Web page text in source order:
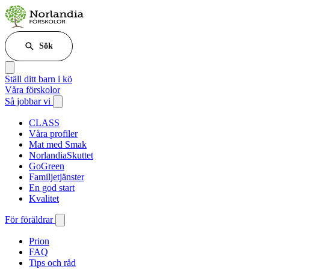
Sök
Ställ ditt barn i kö
Våra förskolor
Så jobbar vi
CLASS
Våra profiler
Mat med Smak
NorlandiaSkuttet
GoGreen
Familjetjänster
En god start
Kvalitet
För föräldrar
Prion
FAQ
Tips och råd